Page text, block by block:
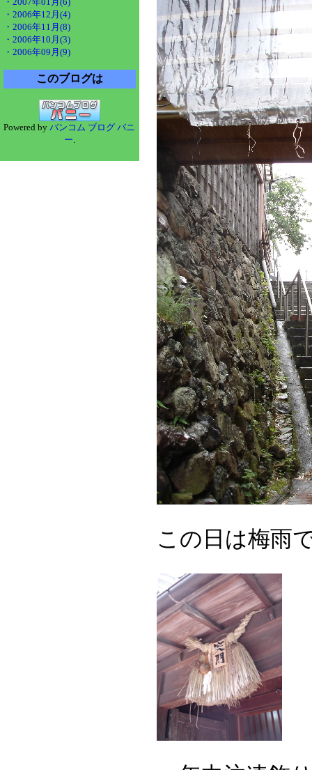
・2006年12月(4)
・2006年11月(8)
・2006年10月(3)
・2006年09月(9)
このブログは
Powered byバンコム ブログ バニ
ー.
この日は梅雨